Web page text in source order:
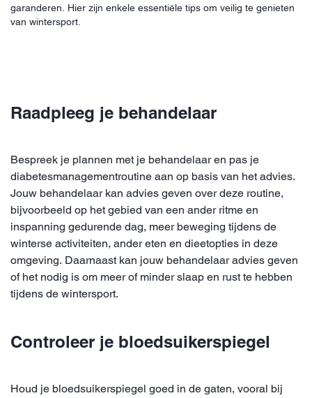
garanderen. Hier zijn enkele essentiële tips om veilig te genieten
van wintersport.
Raadpleeg je behandelaar
Bespreek je plannen met je behandelaar en pas je
diabetesmanagementroutine aan op basis van het advies.
Jouw behandelaar kan advies geven over deze routine,
bijvoorbeeld op het gebied van een ander ritme en
inspanning gedurende dag, meer beweging tijdens de
winterse activiteiten, ander eten en dieetopties in deze
omgeving. Daarnaast kan jouw behandelaar advies geven
of het nodig is om meer of minder slaap en rust te hebben
tijdens de wintersport.
Controleer je bloedsuikerspiegel
Houd je bloedsuikerspiegel goed in de gaten, vooral bij